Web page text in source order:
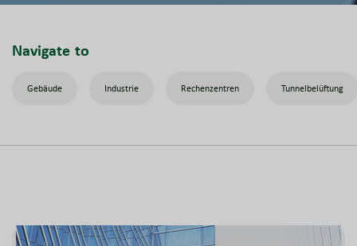
Navigate to
Gebäude Industrie Rechenzentren Tunnelbelüftung